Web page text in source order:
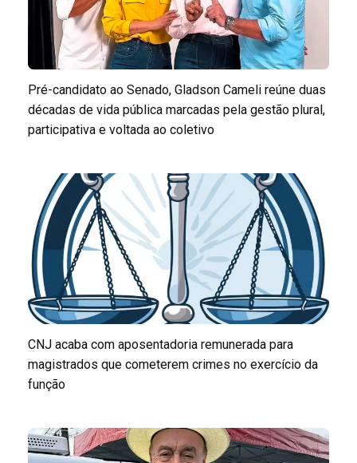
Pré-candidato ao Senado, Gladson Cameli reúne duas
décadas de vida pública marcadas pela gestão plural,
participativa e voltada ao coletivo
CNJ acaba com aposentadoria remunerada para
magistrados que cometerem crimes no exercício da
função